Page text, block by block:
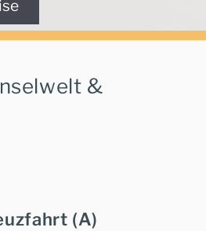
&
(A)
Gerlach